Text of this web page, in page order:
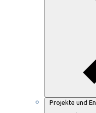
Projekte und